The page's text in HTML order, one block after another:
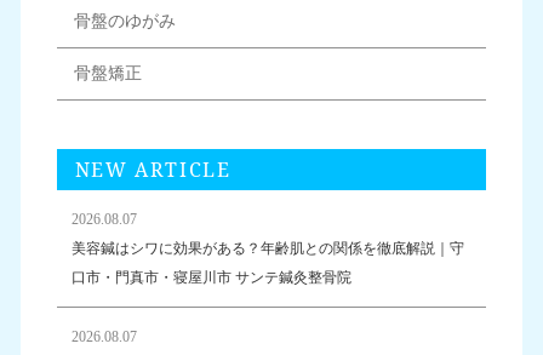
骨盤のゆがみ
骨盤矯正
NEW ARTICLE
2026.08.07
美容鍼はシワに効果がある？年齢肌との関係を徹底解説｜守
口市・門真市・寝屋川市 サンテ鍼灸整骨院
2026.08.07